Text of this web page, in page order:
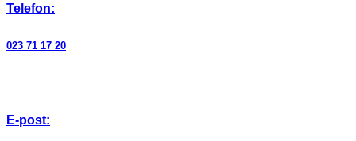
Telefon:
023 71 17 20
E-post: